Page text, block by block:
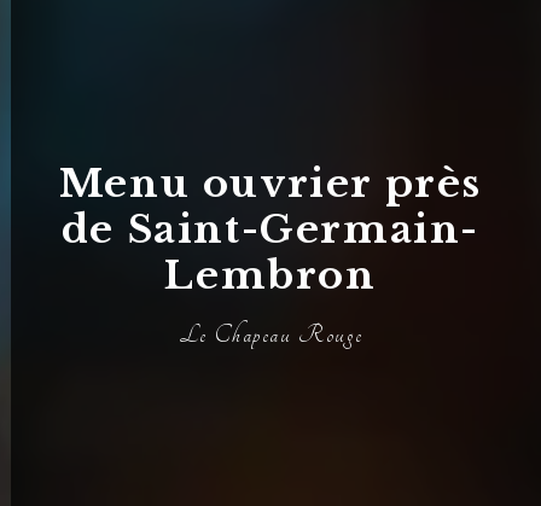
Menu ouvrier près
de Saint-Germain-
Lembron
Le Chapeau Rouge